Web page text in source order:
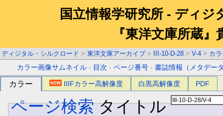
国立情報学研究所 - ディジ
『東洋文庫所蔵』
ディジタル・シルクロード > 東洋文庫アーカイブ > III-10-D-28 > V-4 > カ
カラー画像サムネイル - 目次 -ページ番号 -書誌情報（メタデー
カラー IIIFカラー高解像度 白黒高解像度 PDF
ページ検索 タイトル